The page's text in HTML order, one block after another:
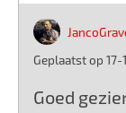
Geplaatst op 17-
Goed